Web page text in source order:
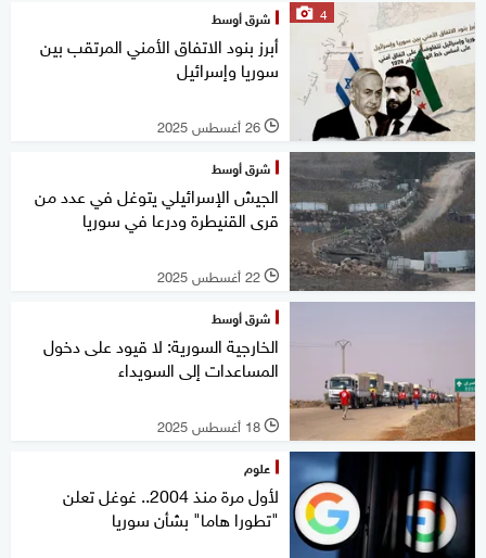
4 شرق أوسط
أبرز بنود الاتفاق الأمني المرتقب بين
سوريا وإسرائيل
l 26 أغسطس 2025
شرق أوسط
الجيش الإسرائيلي يتوغل في عدد من
قرى القنيطرة ودرعا في سوريا
l 22 أغسطس 2025
شرق أوسط
الخارجية السورية: لا قيود على دخول
المساعدات إلى السويداء
l 18 أغسطس 2025
علوم
لأول مرة منذ 2004.. غوغل تعلن
"تطورا هاما" بشأن سوريا